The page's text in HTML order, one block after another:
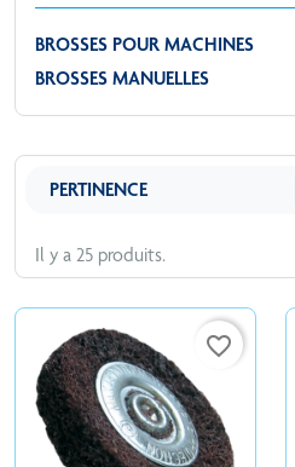
BROSSES POUR MACHINES
BROSSES MANUELLES
Il y a 25 produits.
PERTINENCE
favorite_border